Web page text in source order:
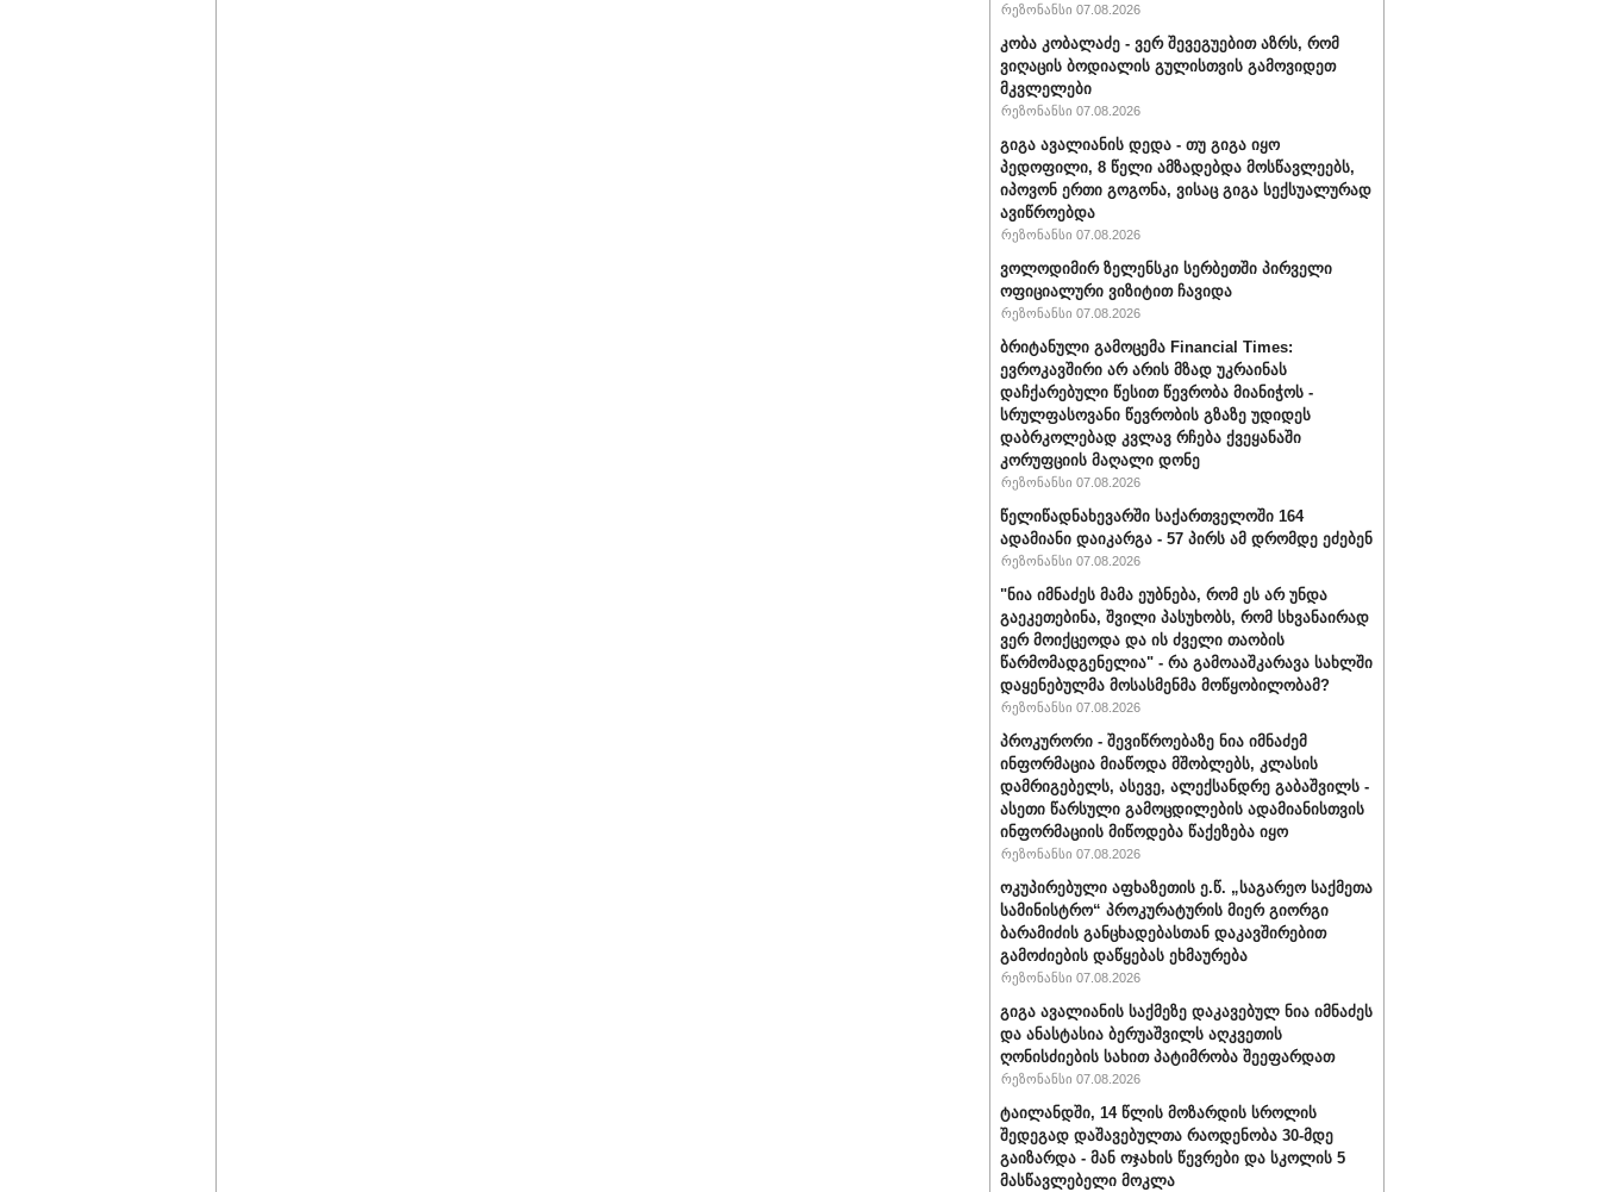
რეზონანსი 07.08.2026
კობა კობალაძე - ვერ შევეგუებით აზრს, რომ
ვიღაცის ბოდიალის გულისთვის გამოვიდეთ
მკვლელები
რეზონანსი 07.08.2026
გიგა ავალიანის დედა - თუ გიგა იყო
პედოფილი, 8 წელი ამზადებდა მოსწავლეებს,
იპოვონ ერთი გოგონა, ვისაც გიგა სექსუალურად
ავიწროებდა
რეზონანსი 07.08.2026
ვოლოდიმირ ზელენსკი სერბეთში პირველი
ოფიციალური ვიზიტით ჩავიდა
რეზონანსი 07.08.2026
ბრიტანული გამოცემა Financial Times:
ევროკავშირი არ არის მზად უკრაინას
დაჩქარებული წესით წევრობა მიანიჭოს -
სრულფასოვანი წევრობის გზაზე უდიდეს
დაბრკოლებად კვლავ რჩება ქვეყანაში
კორუფციის მაღალი დონე
რეზონანსი 07.08.2026
წელიწადნახევარში საქართველოში 164
ადამიანი დაიკარგა - 57 პირს ამ დრომდე ეძებენ
რეზონანსი 07.08.2026
"ნია იმნაძეს მამა ეუბნება, რომ ეს არ უნდა
გაეკეთებინა, შვილი პასუხობს, რომ სხვანაირად
ვერ მოიქცეოდა და ის ძველი თაობის
წარმომადგენელია" - რა გამოააშკარავა სახლში
დაყენებულმა მოსასმენმა მოწყობილობამ?
რეზონანსი 07.08.2026
პროკურორი - შევიწროებაზე ნია იმნაძემ
ინფორმაცია მიაწოდა მშობლებს, კლასის
დამრიგებელს, ასევე, ალექსანდრე გაბაშვილს -
ასეთი წარსული გამოცდილების ადამიანისთვის
ინფორმაციის მიწოდება წაქეზება იყო
რეზონანსი 07.08.2026
ოკუპირებული აფხაზეთის ე.წ. „საგარეო საქმეთა
სამინისტრო“ პროკურატურის მიერ გიორგი
ბარამიძის განცხადებასთან დაკავშირებით
გამოძიების დაწყებას ეხმაურება
რეზონანსი 07.08.2026
გიგა ავალიანის საქმეზე დაკავებულ ნია იმნაძეს
და ანასტასია ბერუაშვილს აღკვეთის
ღონისძიების სახით პატიმრობა შეეფარდათ
რეზონანსი 07.08.2026
ტაილანდში, 14 წლის მოზარდის სროლის
შედეგად დაშავებულთა რაოდენობა 30-მდე
გაიზარდა - მან ოჯახის წევრები და სკოლის 5
მასწავლებელი მოკლა